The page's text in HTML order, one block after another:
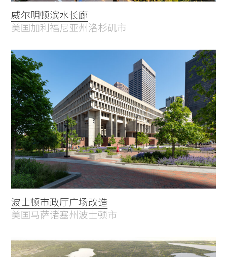
威尔明顿滨水长廊
美国加利福尼亚州洛杉矶市
波士顿市政厅广场改造
美国马萨诸塞州波士顿市